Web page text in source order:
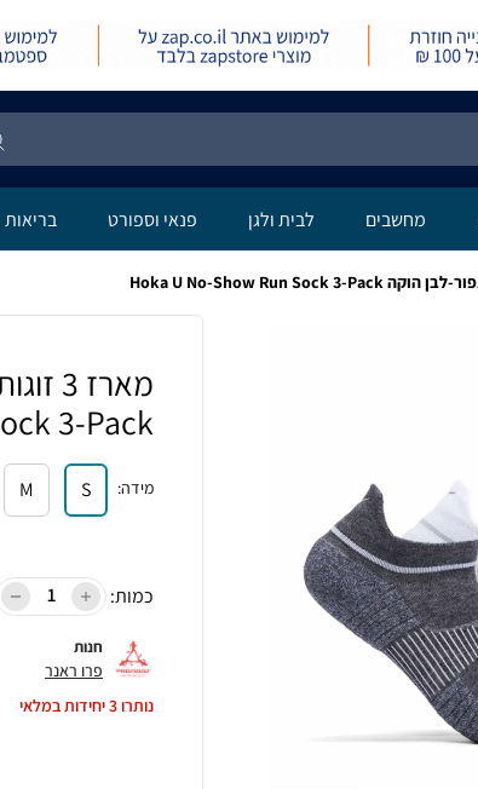
מחשבים לבית ולגן פנאי וספורט בריאות
3-Pack
מידה:
S
M
כמות:
חנות
פרו ראנר
נותרו3יחידות במלאי